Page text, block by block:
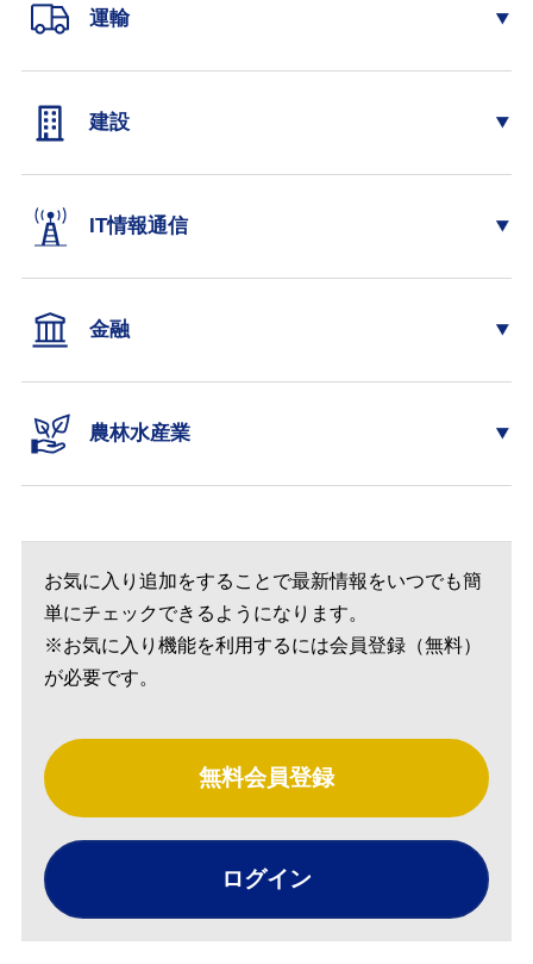
運輸
建設
IT情報通信
金融
農林水産業
お気に入り追加をすることで最新情報をいつでも簡
単にチェックできるようになります。
※お気に入り機能を利用するには会員登録（無料）
が必要です。
無料会員登録
ログイン